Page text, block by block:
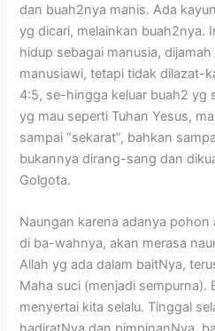
dan buah2nya manis. Ada
yg dicari, melainkan buah2nya.
hidup sebagai manusia,
manusiawi, tetapi tidak dilazat-
4:5, se-hingga keluar buah2 yg
yg mau seperti Tuhan Yesus,
sampai “sekarat”, bahkan
bukannya dirang-sang dan
Golgota.
Naungan karena adanya
di ba-wahnya, akan merasa
Allah yg ada dalam baitNya,
Maha suci (menjadi sempurna).
menyertai kita selalu. Tinggal